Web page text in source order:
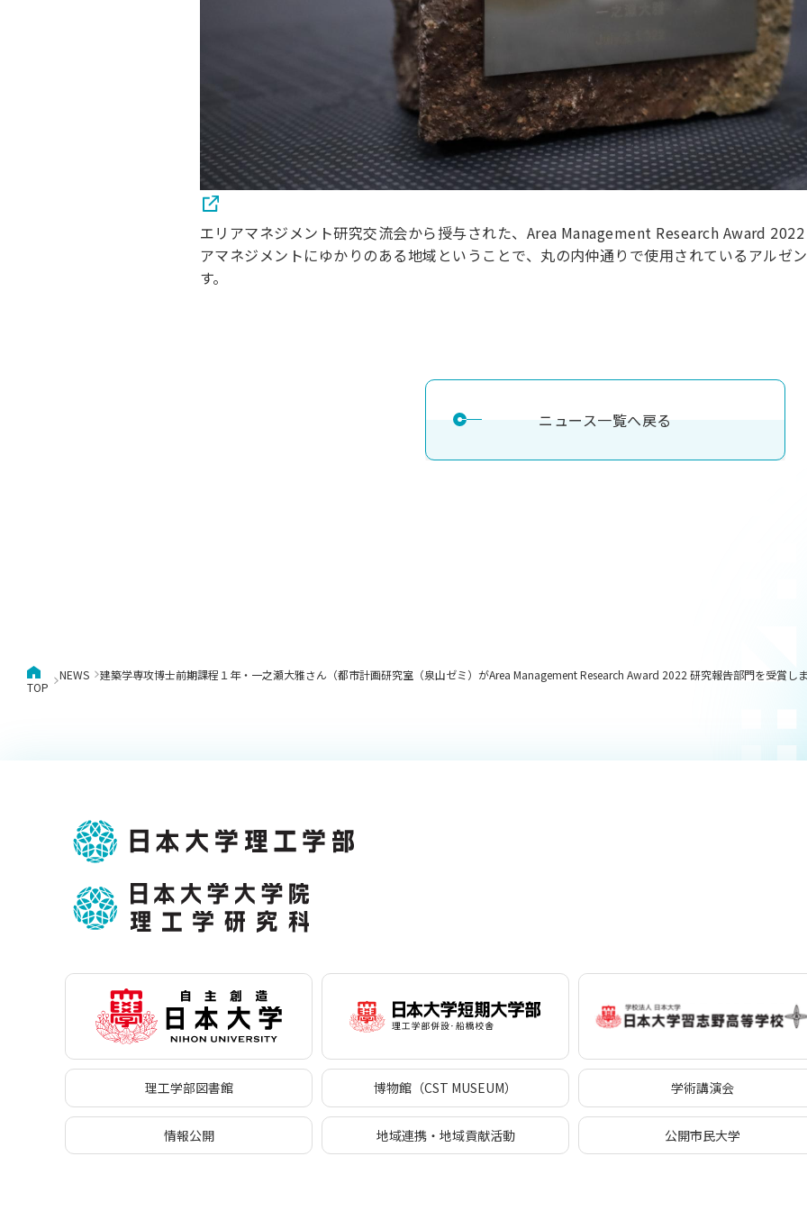
エリアマネジメント研究交流会から授与された、Area Management Research Award
アマネジメントにゆかりのある地域ということで、丸の内仲通りで使用されているアルゼ
す。
ニュース一覧へ戻る
TOP
NEWS 建築学専攻博士前期課程１年・一之瀬大雅さん（都市計画研究室（泉山ゼミ）がArea Management Research Award 2022 研究報告部門を受賞し
理工学部図書館 博物館（CST MUSEUM） 学術講演会
情報公開 地域連携・地域貢献活動 公開市民大学